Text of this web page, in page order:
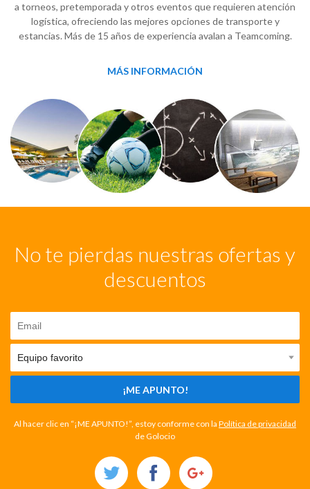
a torneos, pretemporada y otros eventos que requieren atención
logística, ofreciendo las mejores opciones de transporte y
estancias. Más de 15 años de experiencia avalan a Teamcoming.
MÁS INFORMACIÓN
No te pierdas nuestras ofertas y
descuentos
¡ME APUNTO!
Al hacer clic en “¡ME APUNTO!”, estoy conforme con la Política de privacidad
de Golocio